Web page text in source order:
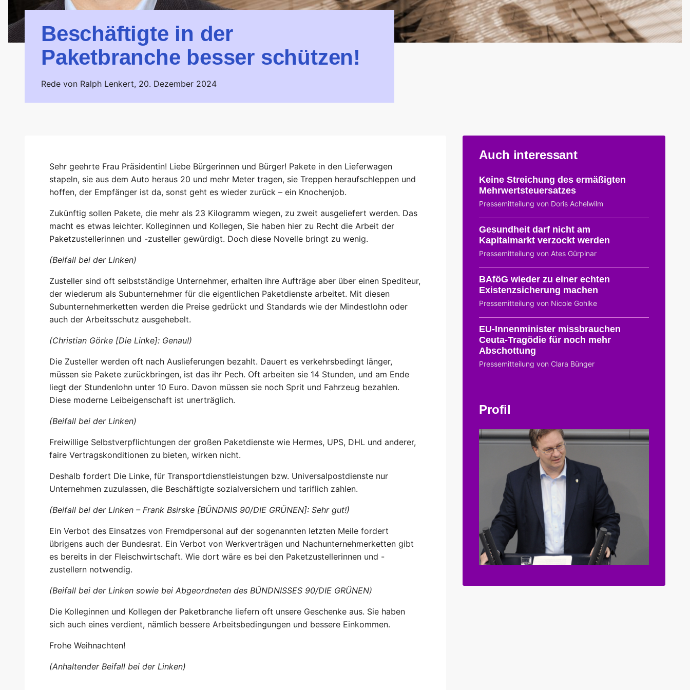
Beschäftigte in der
Paketbranche besser schützen!
Rede von Ralph Lenkert, 20. Dezember 2024
Sehr geehrte Frau Präsidentin! Liebe Bürgerinnen und Bürger! Pakete in den Lieferwagen
stapeln, sie aus dem Auto heraus 20 und mehr Meter tragen, sie Treppen heraufschleppen und
hoffen, der Empfänger ist da, sonst geht es wieder zurück – ein Knochenjob.
Zukünftig sollen Pakete, die mehr als 23 Kilogramm wiegen, zu zweit ausgeliefert werden. Das
macht es etwas leichter. Kolleginnen und Kollegen, Sie haben hier zu Recht die Arbeit der
Paketzustellerinnen und -zusteller gewürdigt. Doch diese Novelle bringt zu wenig.
(Beifall bei der Linken)
Zusteller sind oft selbstständige Unternehmer, erhalten ihre Aufträge aber über einen Spediteur,
der wiederum als Subunternehmer für die eigentlichen Paketdienste arbeitet. Mit diesen
Subunternehmerketten werden die Preise gedrückt und Standards wie der Mindestlohn oder
auch der Arbeitsschutz ausgehebelt.
(Christian Görke [Die Linke]: Genau!)
Die Zusteller werden oft nach Auslieferungen bezahlt. Dauert es verkehrsbedingt länger,
müssen sie Pakete zurückbringen, ist das ihr Pech. Oft arbeiten sie 14 Stunden, und am Ende
liegt der Stundenlohn unter 10 Euro. Davon müssen sie noch Sprit und Fahrzeug bezahlen.
Diese moderne Leibeigenschaft ist unerträglich.
(Beifall bei der Linken)
Freiwillige Selbstverpflichtungen der großen Paketdienste wie Hermes, UPS, DHL und anderer,
faire Vertragskonditionen zu bieten, wirken nicht.
Deshalb fordert Die Linke, für Transportdienstleistungen bzw. Universalpostdienste nur
Unternehmen zuzulassen, die Beschäftigte sozialversichern und tariflich zahlen.
(Beifall bei der Linken – Frank Bsirske [BÜNDNIS 90/DIE GRÜNEN]: Sehr gut!)
Ein Verbot des Einsatzes von Fremdpersonal auf der sogenannten letzten Meile fordert
übrigens auch der Bundesrat. Ein Verbot von Werkverträgen und Nachunternehmerketten gibt
es bereits in der Fleischwirtschaft. Wie dort wäre es bei den Paketzustellerinnen und -
zustellern notwendig.
(Beifall bei der Linken sowie bei Abgeordneten des BÜNDNISSES 90/DIE GRÜNEN)
Die Kolleginnen und Kollegen der Paketbranche liefern oft unsere Geschenke aus. Sie haben
sich auch eines verdient, nämlich bessere Arbeitsbedingungen und bessere Einkommen.
Frohe Weihnachten!
(Anhaltender Beifall bei der Linken)
Auch interessant
Keine Streichung des ermäßigten
Mehrwertsteuersatzes
Pressemitteilung von Doris Achelwilm
Gesundheit darf nicht am
Kapitalmarkt verzockt werden
Pressemitteilung von Ates Gürpinar
BAföG wieder zu einer echten
Existenzsicherung machen
Pressemitteilung von Nicole Gohlke
EU-Innenminister missbrauchen
Ceuta-Tragödie für noch mehr
Abschottung
Pressemitteilung von Clara Bünger
Profil